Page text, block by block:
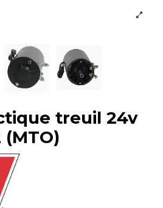
treuil 24v
(MTO)